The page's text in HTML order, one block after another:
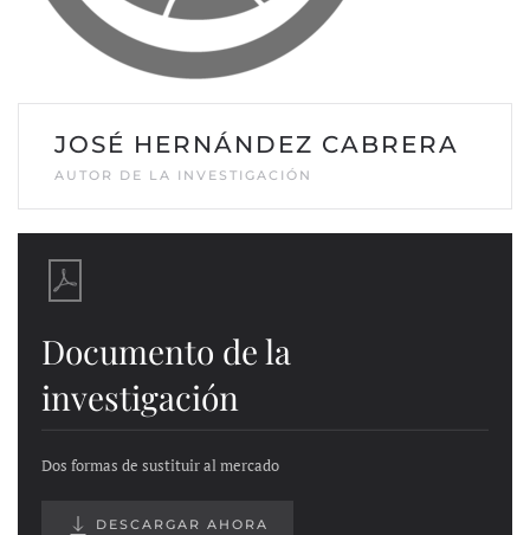
JOSÉ HERNÁNDEZ CABRERA
AUTOR DE LA INVESTIGACIÓN
Documento de la
investigación
Dos formas de sustituir al mercado
DESCARGAR AHORA